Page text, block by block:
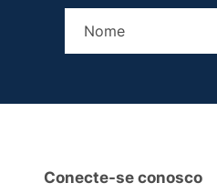
Conecte-se conosco